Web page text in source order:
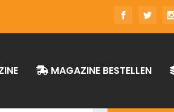
MAGAZINE BESTELLEN